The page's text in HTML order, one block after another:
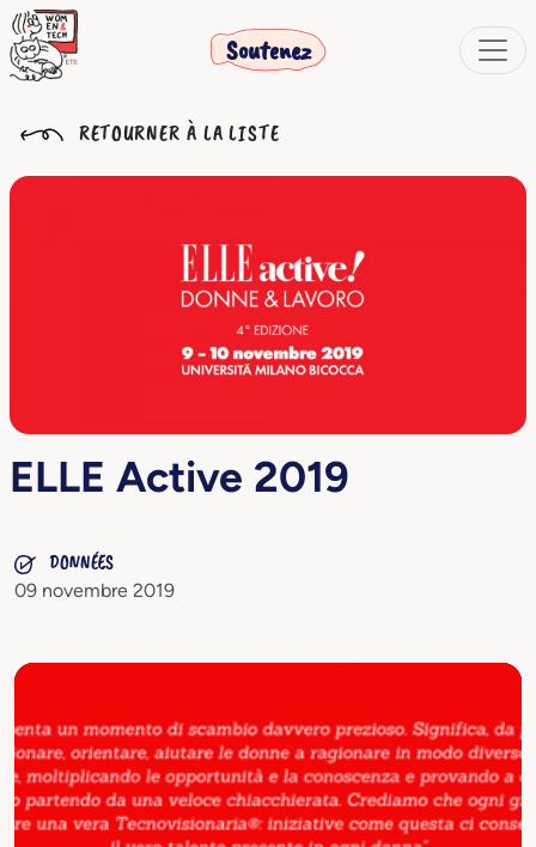
Soutenez
RETOURNER À LA LISTE
ELLE Active 2019
DONNÉES
09 novembre 2019